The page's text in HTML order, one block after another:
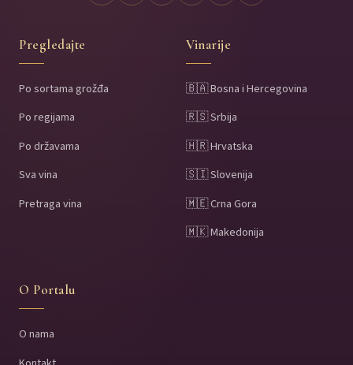
Pregledajte
Po sortama grožđa
Po regijama
Po državama
Sva vina
Pretraga vina
Vinarije
🇧🇦 Bosna i Hercegovina
🇷🇸 Srbija
🇭🇷 Hrvatska
🇸🇮 Slovenija
🇲🇪 Crna Gora
🇲🇰 Makedonija
O Portalu
O nama